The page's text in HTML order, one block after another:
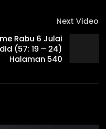
Next Video
Rabu 6 Julai
(57: 19 – 24)
Halaman 540